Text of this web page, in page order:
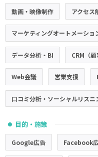
動画・映像制作 アクセス
マーケティングオートメーショ
データ分析・BI CRM（顧
Web会議 営業支援
口コミ分析・ソーシャルリスニ
● 目的・施策
Google広告 Facebook